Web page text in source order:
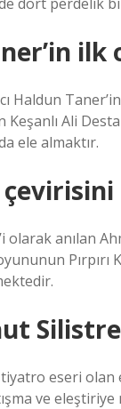
ilk
Haldun
Ali
ele almaktır.
anılan
Pırpırı
tiyatro eseri
ve